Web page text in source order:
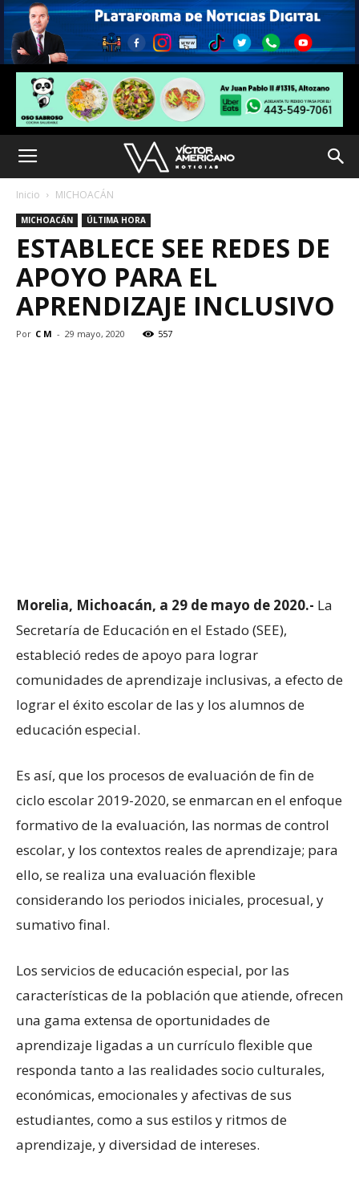
Inicio MICHOACÁN
MICHOACÁN ÚLTIMA HORA
ESTABLECE SEE REDES DE
APOYO PARA EL
APRENDIZAJE INCLUSIVO
Por C M - 29 mayo, 2020 557
Morelia, Michoacán, a 29 de mayo de 2020.- La
Secretaría de Educación en el Estado (SEE),
estableció redes de apoyo para lograr
comunidades de aprendizaje inclusivas, a efecto de
lograr el éxito escolar de las y los alumnos de
educación especial.
Es así, que los procesos de evaluación de fin de
ciclo escolar 2019-2020, se enmarcan en el enfoque
formativo de la evaluación, las normas de control
escolar, y los contextos reales de aprendizaje; para
ello, se realiza una evaluación flexible
considerando los periodos iniciales, procesual, y
sumativo final.
Los servicios de educación especial, por las
características de la población que atiende, ofrecen
una gama extensa de oportunidades de
aprendizaje ligadas a un currículo flexible que
responda tanto a las realidades socio culturales,
económicas, emocionales y afectivas de sus
estudiantes, como a sus estilos y ritmos de
aprendizaje, y diversidad de intereses.